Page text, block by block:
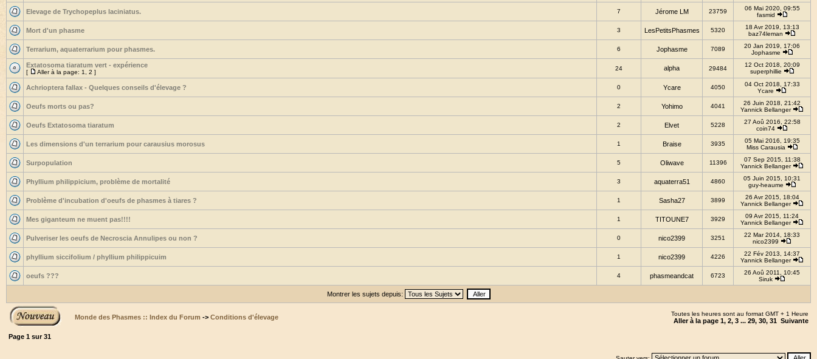
Elevage de Trychopeplus laciniatus. 7 Jérome LM 23759
06 Mai 2020, 09:55
fasmid
Mort d'un phasme 3 LesPetitsPhasmes 5320
18 Avr 2019, 13:13
baz74leman
Terrarium, aquaterrarium pour phasmes. 6 Jophasme 7089
20 Jan 2019, 17:06
Jophasme
Extatosoma tiaratum vert - expérience
[ Aller à la page: 1 2 ]
24 alpha 29484
12 Oct 2018, 20:09
superphillie
Achrioptera fallax - Quelques conseils d'élevage ? 0 Ycare 4050
04 Oct 2018, 17:33
Ycare
Oeufs morts ou pas? 2 Yohimo 4041
26 Juin 2018, 21:42
Yannick Bellanger
Oeufs Extatosoma tiaratum 2 Elvet 5228
27 Aoû 2016, 22:58
coin74
Les dimensions d'un terrarium pour carausius morosus 1 Braise 3935
05 Mai 2016, 19:35
Miss Carausia
Surpopulation 5 Oliwave 11396
07 Sep 2015, 11:38
Yannick Bellanger
Phyllium philippicium, problème de mortalité 3 aquaterra51 4860
05 Juin 2015, 10:31
guy-heaume
Problème d'incubation d'oeufs de phasmes à tiares ? 1 Sasha27 3899
26 Avr 2015, 18:04
Yannick Bellanger
Mes giganteum ne muent pas!!!! 1 TITOUNE7 3929
09 Avr 2015, 11:24
Yannick Bellanger
Pulveriser les oeufs de Necroscia Annulipes ou non ? 0 nico2399 3251
22 Mar 2014, 18:33
nico2399
phyllium siccifolium / phyllium philippicuim 1 nico2399 4226
22 Fév 2013, 14:37
Yannick Bellanger
oeufs ??? 4 phasmeandcat 6723
26 Aoû 2011, 10:45
Siruk
Montrer les sujets depuis:
Monde des Phasmes :: Index du Forum -> Conditions d'élevage Toutes les heures sont au format GMT + 1 Heure
Aller à la page 1, 2, 3 ... 29, 30, 31 Suivante
Page 1 sur31